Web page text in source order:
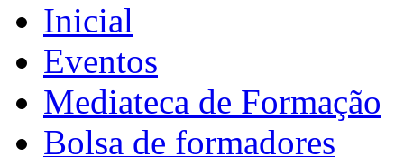
Inicial
Eventos
Mediateca de Formação
Bolsa de formadores